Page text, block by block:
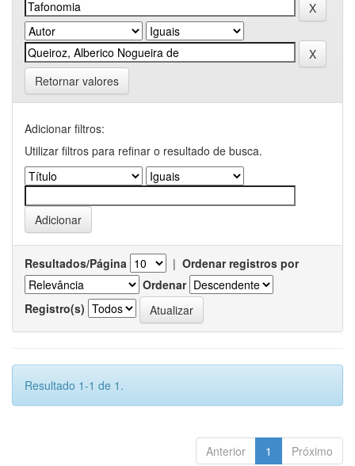
Retornar valores
Adicionar filtros:
Utilizar filtros para refinar o resultado de busca.
Resultados/Página | Ordenar registros por
Ordenar
Registro(s)
Resultado 1-1 de 1.
Anterior 1 Próximo